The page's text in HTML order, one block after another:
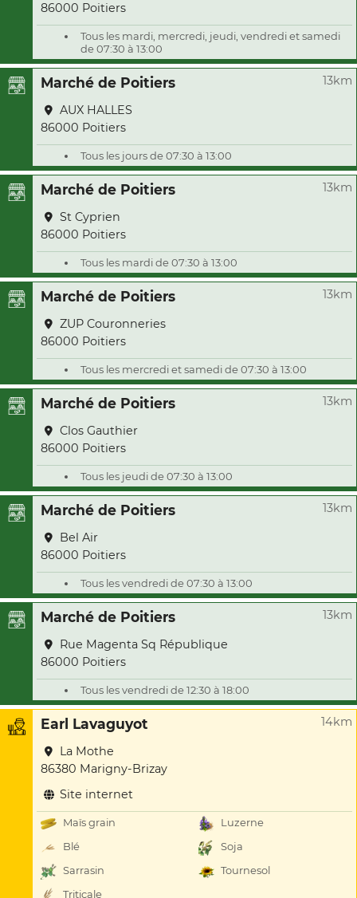
86000 Poitiers
Tous les mardi, mercredi, jeudi, vendredi et samedi
de 07:30 à 13:00
Marché de Poitiers 13km
AUX HALLES
86000 Poitiers
Tous les jours de 07:30 à 13:00
Marché de Poitiers 13km
St Cyprien
86000 Poitiers
Tous les mardi de 07:30 à 13:00
Marché de Poitiers 13km
ZUP Couronneries
86000 Poitiers
Tous les mercredi et samedi de 07:30 à 13:00
Marché de Poitiers 13km
Clos Gauthier
86000 Poitiers
Tous les jeudi de 07:30 à 13:00
Marché de Poitiers 13km
Bel Air
86000 Poitiers
Tous les vendredi de 07:30 à 13:00
Marché de Poitiers 13km
Rue Magenta Sq République
86000 Poitiers
Tous les vendredi de 12:30 à 18:00
Earl Lavaguyot 14km
La Mothe
86380 Marigny-Brizay
Site internet
Maïs grain
Luzerne
Blé
Soja
Sarrasin
Tournesol
Triticale